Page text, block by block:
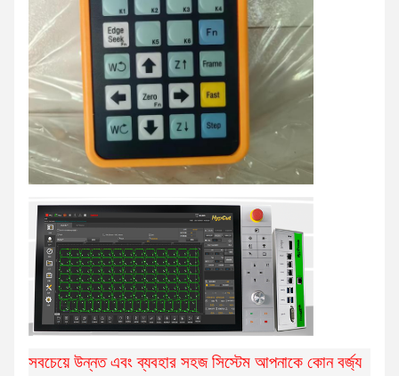
সবচেয়ে উন্নত এবং ব্যবহার সহজ সিস্টেম আপনাকে কোন বর্জ্য